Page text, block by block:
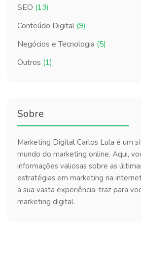
SEO (13)
Conteúdo Digital (9)
Negócios e Tecnologia (5)
Outros (1)
Sobre
Marketing Digital Carlos Lula é um
mundo do marketing online. Aqui,
informações valiosas sobre as
estratégias em marketing na
a sua vasta experiência, traz para
marketing digital.